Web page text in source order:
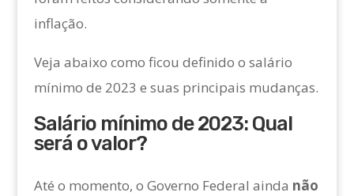
inflação.
Veja abaixo como ficou definido o salário
mínimo de 2023 e suas principais mudanças.
Salário mínimo de 2023: Qual
será o valor?
Até o momento, o Governo Federal ainda não